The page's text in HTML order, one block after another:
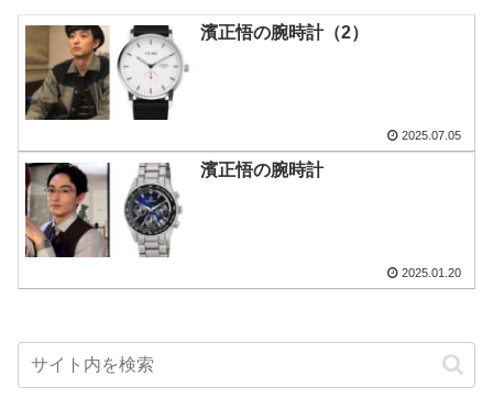
濱正悟の腕時計（2）
2025.07.05
濱正悟の腕時計
2025.01.20